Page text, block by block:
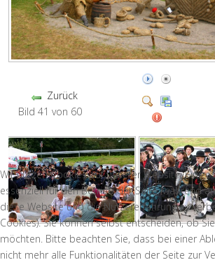
Zurück
Bild 41 von 60
Wir nutzen Cookies auf unserer Website. Einige
essenziell für den Betrieb der Seite, während
diese Website und die Nutzererfahrung zu
Cookies). Sie können selbst entscheiden, ob
möchten. Bitte beachten Sie, dass bei einer
nicht mehr alle Funktionalitäten der Seite zur